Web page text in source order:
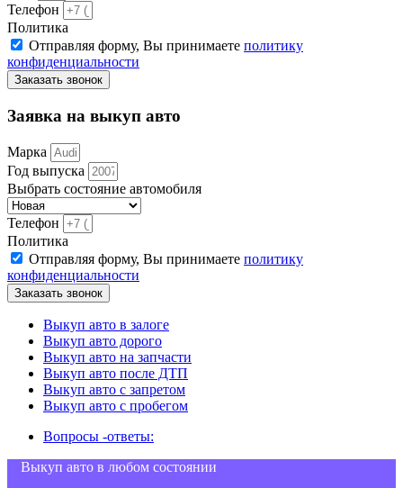
Телефон
Политика
Отправляя форму, Вы принимаете политику
конфиденциальности
Заказать звонок
Заявка на выкуп авто
Марка
Год выпуска
Выбрать состояние автомобиля
Телефон
Политика
Отправляя форму, Вы принимаете политику
конфиденциальности
Заказать звонок
Выкуп авто в залоге
Выкуп авто дорого
Выкуп авто на запчасти
Выкуп авто после ДТП
Выкуп авто с запретом
Выкуп авто с пробегом
Вопросы -ответы:
Выкуп авто в любом состоянии